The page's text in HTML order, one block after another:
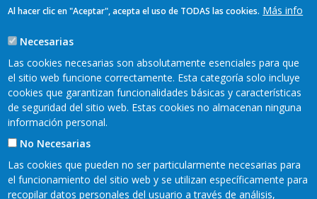
Al hacer clic en "Aceptar", acepta el uso de TODAS las cookies. Más info
Necesarias
Las cookies necesarias son absolutamente esenciales para que
el sitio web funcione correctamente. Esta categoría solo incluye
cookies que garantizan funcionalidades básicas y características
de seguridad del sitio web. Estas cookies no almacenan ninguna
información personal.
No Necesarias
Las cookies que pueden no ser particularmente necesarias para
el funcionamiento del sitio web y se utilizan específicamente para
recopilar datos personales del usuario a través de análisis,